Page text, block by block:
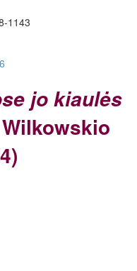
1143
jo kiaulės